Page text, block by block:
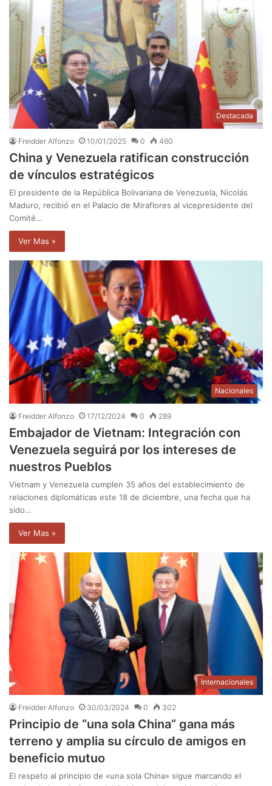
Destacada
Freidder Alfonzo 10/01/2025 0 460
China y Venezuela ratifican construcción
de vínculos estratégicos
El presidente de la República Bolivariana de Venezuela, Nicolás
Maduro, recibió en el Palacio de Miraflores al vicepresidente del
Comité…
Ver Mas »
Nacionales
Freidder Alfonzo 17/12/2024 0 289
Embajador de Vietnam: Integración con
Venezuela seguirá por los intereses de
nuestros Pueblos
Vietnam y Venezuela cumplen 35 años del establecimiento de
relaciones diplomáticas este 18 de diciembre, una fecha que ha
sido…
Ver Mas »
Internacionales
Freidder Alfonzo 30/03/2024 0 302
Principio de “una sola China” gana más
terreno y amplia su círculo de amigos en
beneficio mutuo
El respeto al principio de «una sola China» sigue marcando el